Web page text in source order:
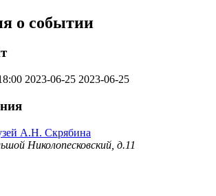
о событии
2023-06-25 2023-06-25
А.Н. Скрябина
Николопесковский, д.11